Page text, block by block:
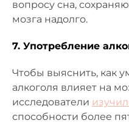
вопросу сна,
мозга надолго.
7. Употребление
Чтобы выяснить, как
алкоголя влияет на
исследователи
способности более